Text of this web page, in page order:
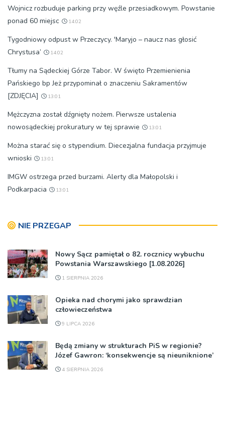
Wojnicz rozbuduje parking przy węźle przesiadkowym. Powstanie
ponad 60 miejsc
14:02
Tygodniowy odpust w Przeczycy. 'Maryjo – naucz nas głosić
Chrystusa’
14:02
Tłumy na Sądeckiej Górze Tabor. W święto Przemienienia
Pańskiego bp Jeż przypominał o znaczeniu Sakramentów
[ZDJĘCIA]
13:01
Mężczyzna został dźgnięty nożem. Pierwsze ustalenia
nowosądeckiej prokuratury w tej sprawie
13:01
Można starać się o stypendium. Diecezjalna fundacja przyjmuje
wnioski
13:01
IMGW ostrzega przed burzami. Alerty dla Małopolski i
Podkarpacia
13:01
NIE PRZEGAP
Nowy Sącz pamiętał o 82. rocznicy wybuchu
Powstania Warszawskiego [1.08.2026]
1 SIERPNIA 2026
Opieka nad chorymi jako sprawdzian
człowieczeństwa
9 LIPCA 2026
Będą zmiany w strukturach PiS w regionie?
Józef Gawron: ‘konsekwencje są nieuniknione’
4 SIERPNIA 2026